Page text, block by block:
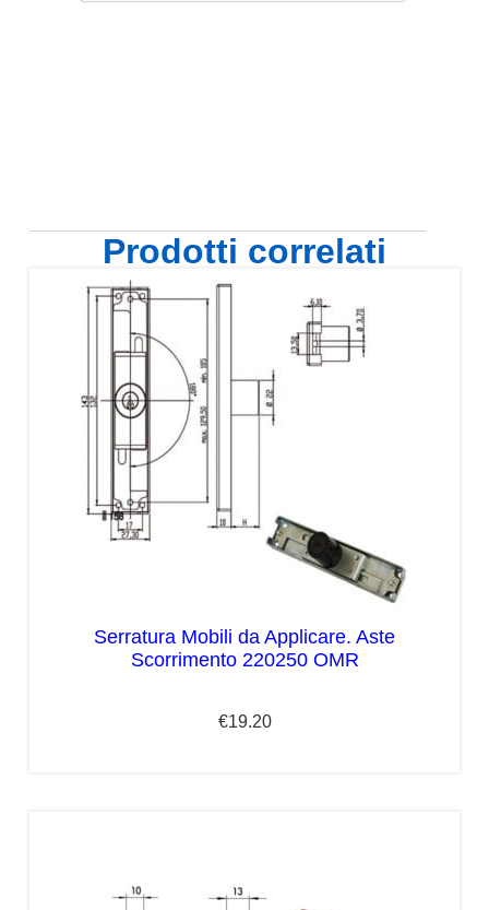
Prodotti correlati
Serratura Mobili da Applicare. Aste
Scorrimento 220250 OMR
€19.20